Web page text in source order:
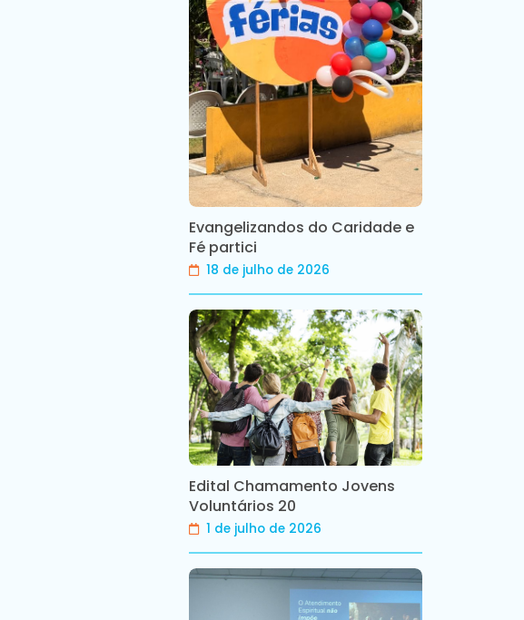
Evangelizandos do Caridade e
Fé partici
18 de julho de 2026
Edital Chamamento Jovens
Voluntários 20
1 de julho de 2026